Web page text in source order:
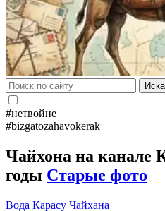
#нетвойне
#bizgatozahavokerak
Чайхона на канале
годы Старые фото
Вода Карасу Чайхана